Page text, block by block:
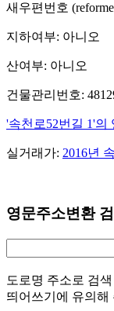
새우편번호
지하여부: 아니오
산여부: 아니오
건물관리번호:
'속천로52번길 1'의
실거래가: 2016년
영문주소변환
도로명 주소로 검
띄어쓰기에 유의해